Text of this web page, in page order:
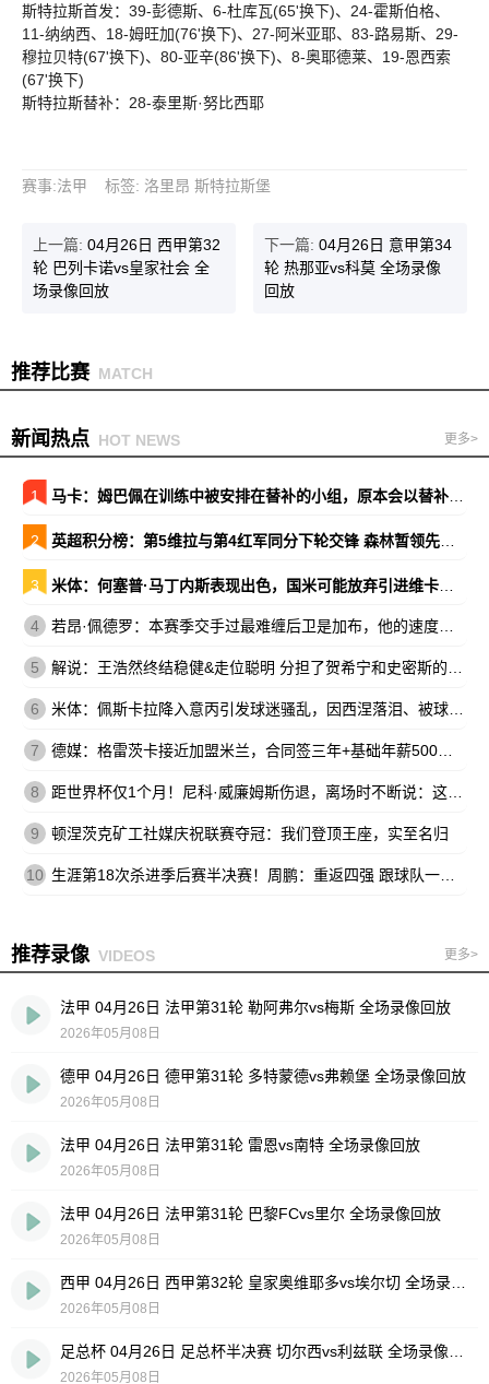
斯特拉斯首发：39-彭德斯、6-杜库瓦(65'换下)、24-霍斯伯格、
11-纳纳西、18-姆旺加(76'换下)、27-阿米亚耶、83-路易斯、29-
穆拉贝特(67'换下)、80-亚辛(86'换下)、8-奥耶德莱、19-恩西索
(67'换下)
斯特拉斯替补：28-泰里斯·努比西耶
赛事:法甲 标签: 洛里昂 斯特拉斯堡
上一篇: 04月26日 西甲第32
轮 巴列卡诺vs皇家社会 全
场录像回放
下一篇: 04月26日 意甲第34
轮 热那亚vs科莫 全场录像
回放
推荐比赛 MATCH
新闻热点 HOT NEWS 更多>
1 马卡：姆巴佩在训练中被安排在替补的小组，原本会以替补出战巴萨
2 英超积分榜：第5维拉与第4红军同分下轮交锋 森林暂领先降级区7分
3 米体：何塞普·马丁内斯表现出色，国米可能放弃引进维卡里奥
4 若昂·佩德罗：本赛季交手过最难缠后卫是加布，他的速度让我惊讶
5 解说：王浩然终结稳健&走位聪明 分担了贺希宁和史密斯的进攻压力
6 米体：佩斯卡拉降入意丙引发球迷骚乱，因西涅落泪、被球迷嘘
7 德媒：格雷茨卡接近加盟米兰，合同签三年+基础年薪500万欧
8 距世界杯仅1个月！尼科·威廉姆斯伤退，离场时不断说：这不可能
9 顿涅茨克矿工社媒庆祝联赛夺冠：我们登顶王座，实至名归
10 生涯第18次杀进季后赛半决赛！周鹏：重返四强 跟球队一起拼到底
推荐录像 VIDEOS 更多>
法甲 04月26日 法甲第31轮 勒阿弗尔vs梅斯 全场录像回放
2026年05月08日
德甲 04月26日 德甲第31轮 多特蒙德vs弗赖堡 全场录像回放
2026年05月08日
法甲 04月26日 法甲第31轮 雷恩vs南特 全场录像回放
2026年05月08日
法甲 04月26日 法甲第31轮 巴黎FCvs里尔 全场录像回放
2026年05月08日
2026年05月08日
2026年05月08日